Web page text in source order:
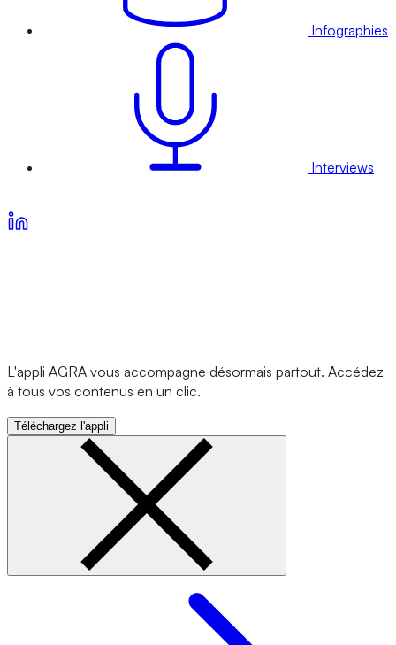
Infographies
Interviews
L'appli AGRA vous accompagne désormais partout. Accédez
à tous vos contenus en un clic.
Téléchargez l'appli